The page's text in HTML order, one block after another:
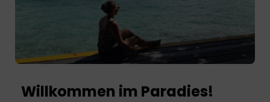
Willkommen im Paradies!